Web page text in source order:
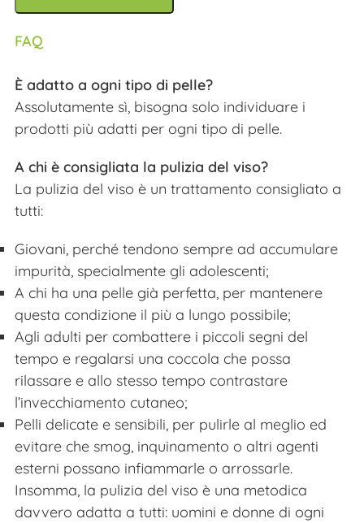
FAQ
È adatto a ogni tipo di pelle?
Assolutamente sì, bisogna solo individuare i
prodotti più adatti per ogni tipo di pelle.
A chi è consigliata la pulizia del viso?
La pulizia del viso è un trattamento consigliato a
tutti:
Giovani, perché tendono sempre ad accumulare
impurità, specialmente gli adolescenti;
A chi ha una pelle già perfetta, per mantenere
questa condizione il più a lungo possibile;
Agli adulti per combattere i piccoli segni del
tempo e regalarsi una coccola che possa
rilassare e allo stesso tempo contrastare
l’invecchiamento cutaneo;
Pelli delicate e sensibili, per pulirle al meglio ed
evitare che smog, inquinamento o altri agenti
esterni possano infiammarle o arrossarle.
Insomma, la pulizia del viso è una metodica
davvero adatta a tutti: uomini e donne di ogni